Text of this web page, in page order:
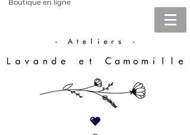
Boutique en ligne